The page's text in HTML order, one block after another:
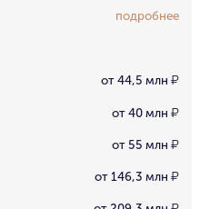
подробнее
от 44,5 млн ₽
от 40 млн ₽
от 55 млн ₽
от 146,3 млн ₽